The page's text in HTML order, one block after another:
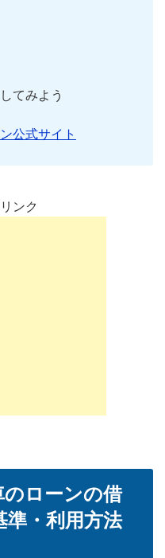
てみよう
公式サイト
ンク
のローンの借
準・利用方法